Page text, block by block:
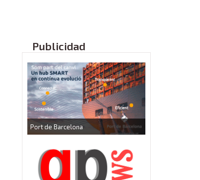
Publicidad
Port de Barcelona